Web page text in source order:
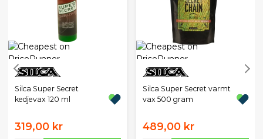
Silca Super Secret
kedjevax 120 ml
319,00 kr
Silca Super Secret varmt
vax 500 gram
489,00 kr